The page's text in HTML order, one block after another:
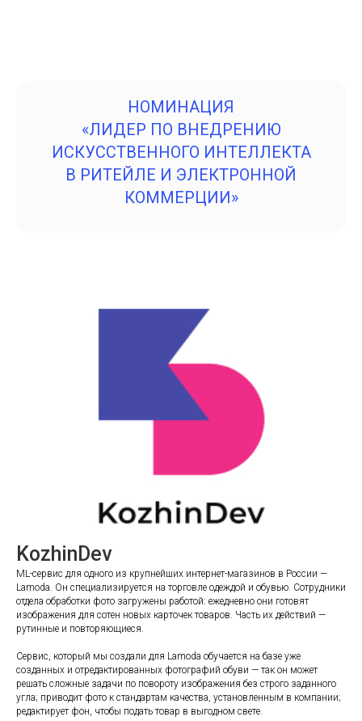
НОМИНАЦИЯ
«ЛИДЕР ПО ВНЕДРЕНИЮ
ИСКУССТВЕННОГО ИНТЕЛЛЕКТА
В РИТЕЙЛЕ И ЭЛЕКТРОННОЙ
КОММЕРЦИИ»
KozhinDev
ML-сервис для одного из крупнейших интернет-магазинов в России —
Lamoda. Он специализируется на торговле одеждой и обувью. Сотрудники
отдела обработки фото загружены работой: ежедневно они готовят
изображения для сотен новых карточек товаров. Часть их действий —
рутинные и повторяющиеся.
Сервис, который мы создали для Lamoda обучается на базе уже
созданных и отредактированных фотографий обуви — так он может
решать сложные задачи по повороту изображения без строго заданного
угла; приводит фото к стандартам качества, установленным в компании;
редактирует фон, чтобы подать товар в выгодном свете.